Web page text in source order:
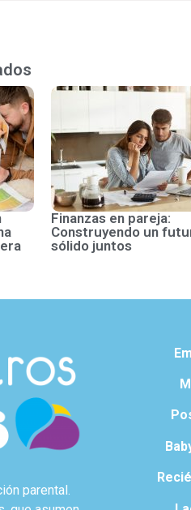
Finanzas en pareja:
Construyendo un
sólido juntos
parental.